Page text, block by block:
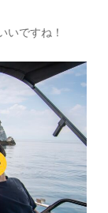
いですね！